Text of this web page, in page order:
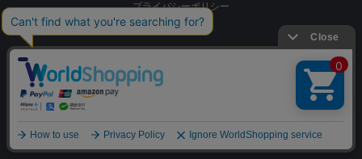
プライバシーポリシー
ログアウト
MY PAGE SHOPPING CART